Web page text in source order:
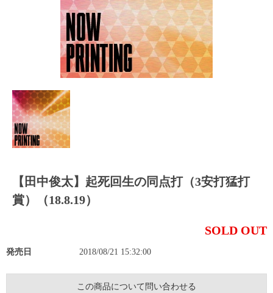
【田中俊太】起死回生の同点打（3安打猛打
賞）（18.8.19）
SOLD OUT
発売日 2018/08/21 15:32:00
この商品について問い合わせる